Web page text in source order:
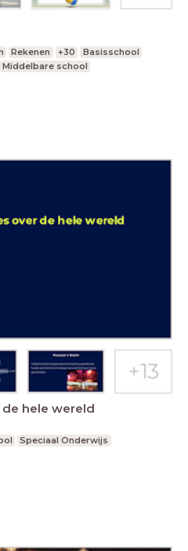
Rekenen +30
Basisschool
Middelbare school
hele wereld
Speciaal Onderwijs